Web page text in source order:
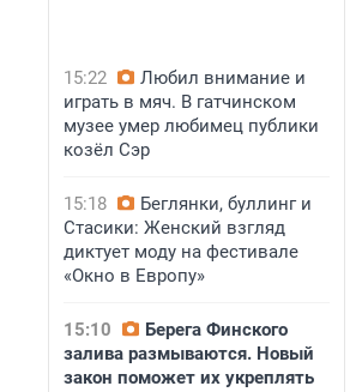
15:22
Любил внимание и
играть в мяч. В гатчинском
музее умер любимец публики
козёл Сэр
15:18
Беглянки, буллинг и
Стасики: Женский взгляд
диктует моду на фестивале
«Окно в Европу»
15:10
Берега Финского
залива размываются. Новый
закон поможет их укреплять